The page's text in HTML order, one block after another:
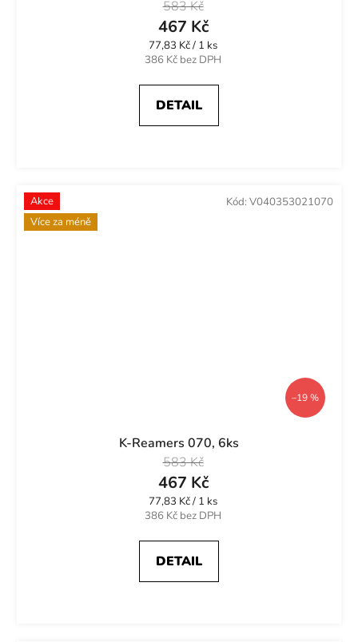
386 Kč bez DPH
467 Kč
583 Kč
Měrná
cena:
77,83 Kč / 1 ks
DETAIL
Akce
Více za méně
–19 %
K-Reamers 070, 6ks
386 Kč bez DPH
467 Kč
583 Kč
Měrná
cena:
77,83 Kč / 1 ks
DETAIL
Kód: V040353021070